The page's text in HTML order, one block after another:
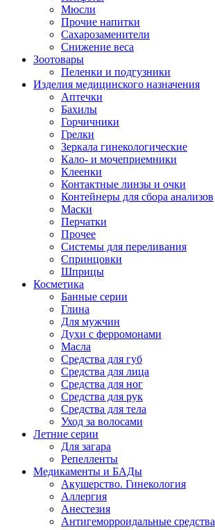
Мюсли
Прочие напитки
Сахарозаменители
Снижение веса
Зоотовары
Пеленки и подгузники
Изделия медицинского назначения
Аптечки
Бахилы
Горчичники
Грелки
Зеркала гинекологические
Кало- и мочеприемники
Клеенки
Контактные линзы и очки
Контейнеры для сбора анализов
Маски
Перчатки
Прочее
Системы для переливания
Спринцовки
Шприцы
Косметика
Банные серии
Глина
Для мужчин
Духи с ферромонами
Масла
Средства для губ
Средства для лица
Средства для ног
Средства для рук
Средства для тела
Уход за волосами
Летние серии
Для загара
Репелленты
Медикаменты и БАДы
Акушерство. Гинекология
Аллергия
Анестезия
Антигеморроидальные средства